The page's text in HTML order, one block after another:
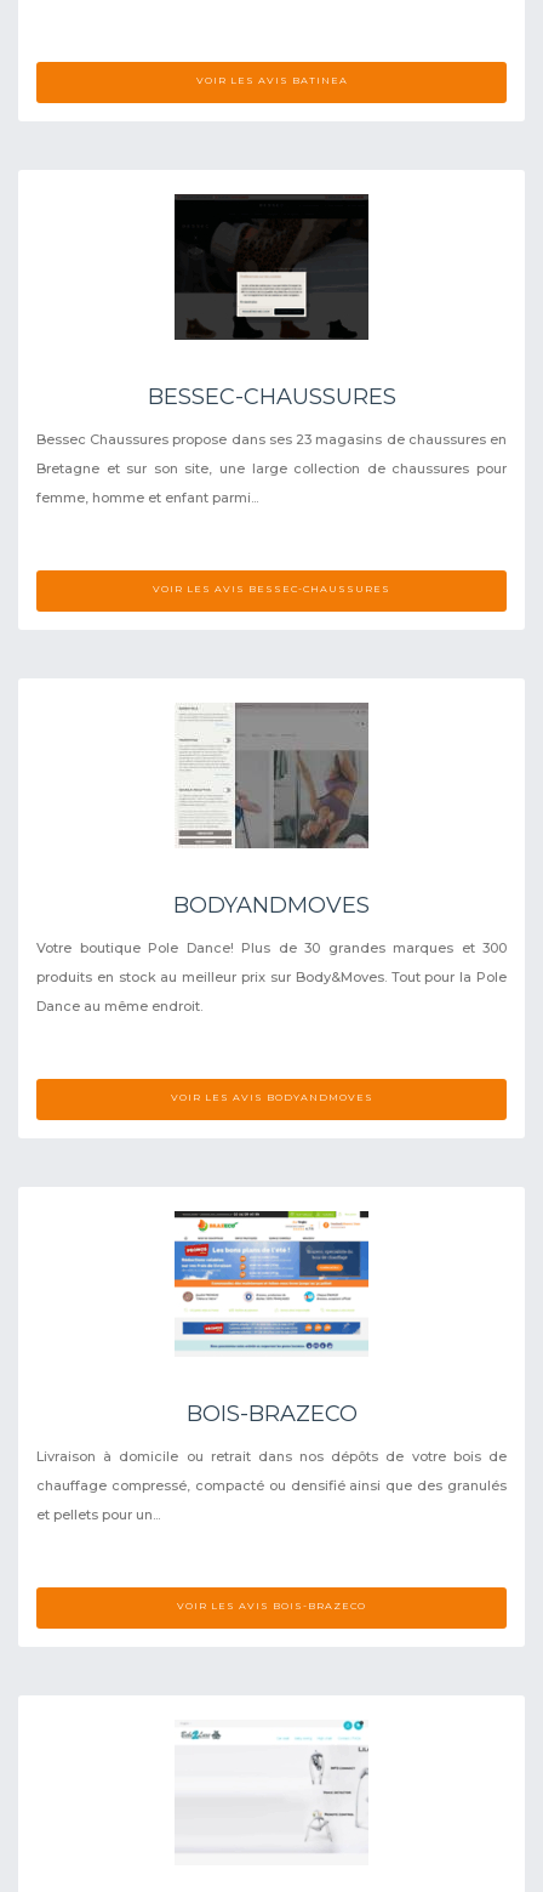
VOIR LES AVIS BATINEA
BESSEC-CHAUSSURES
Bessec Chaussures propose dans ses 23 magasins de chaussures en
Bretagne et sur son site, une large collection de chaussures pour
femme, homme et enfant parmi...
VOIR LES AVIS BESSEC-CHAUSSURES
BODYANDMOVES
Votre boutique Pole Dance! Plus de 30 grandes marques et 300
produits en stock au meilleur prix sur Body&Moves. Tout pour la Pole
Dance au même endroit.
VOIR LES AVIS BODYANDMOVES
BOIS-BRAZECO
Livraison à domicile ou retrait dans nos dépôts de votre bois de
chauffage compressé, compacté ou densifié ainsi que des granulés
et pellets pour un...
VOIR LES AVIS BOIS-BRAZECO